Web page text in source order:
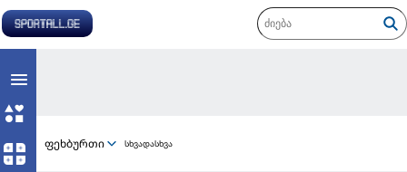
ფეხბურთი სხვადასხვა